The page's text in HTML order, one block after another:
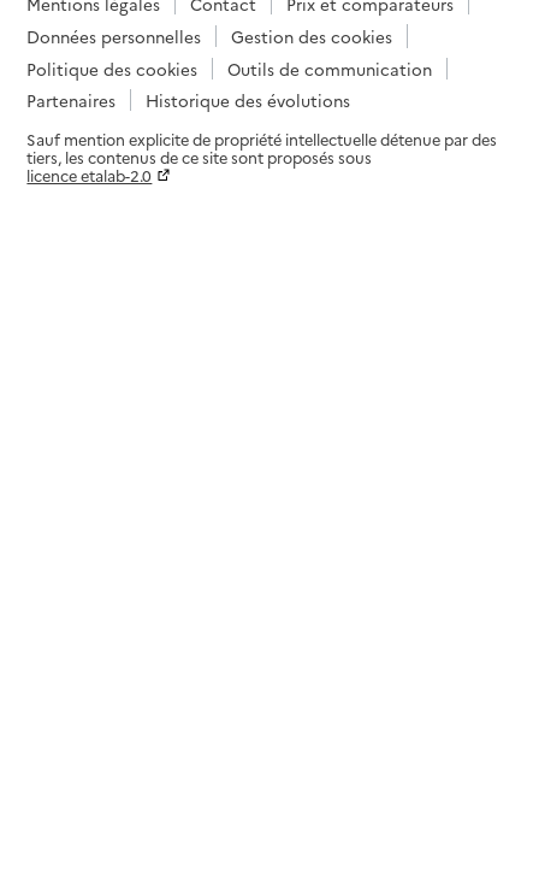
Données personnelles
Gestion des cookies
Politique des cookies
Outils de communication
Partenaires
Historique des évolutions
Sauf mention explicite de propriété intellectuelle détenue par des
tiers, les contenus de ce site sont proposés sous
licence etalab-2.0